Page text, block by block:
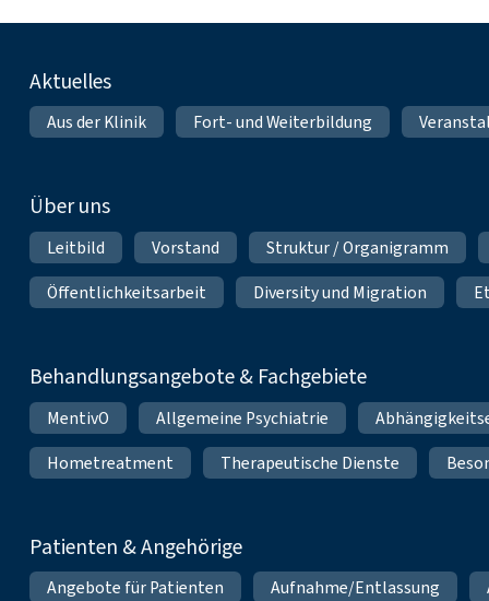
Fußnavigation
Aktuelles
Aus der Klinik Fort- und Weiterbildung
Über uns
Leitbild Vorstand
Struktur / Organigramm
Öffentlichkeitsarbeit
Diversity und Migration
Behandlungsangebote & Fachgebiete
MentivO Allgemeine Psychiatrie
Hometreatment
Therapeutische Dienste
Patienten & Angehörige
Angebote für Patienten Aufnahme/Entlassung